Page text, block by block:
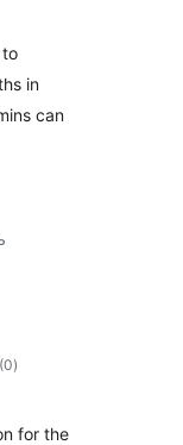
in
can
(0загальний
рейтинг
)
for the